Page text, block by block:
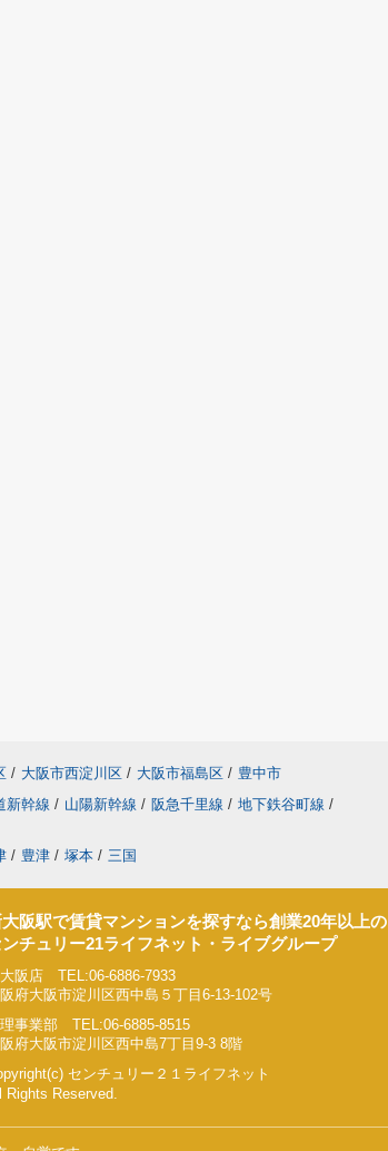
/ 大阪市西淀川区 / 大阪市福島区 / 豊中市
新幹線 / 山陽新幹線 / 阪急千里線 / 地下鉄谷町線 /
/ 豊津 / 塚本 / 三国
大阪駅で賃貸マンションを探すなら創業20年以上の
ンチュリー21ライフネット・ライブグループ
阪店 TEL:06-6886-7933
府大阪市淀川区西中島５丁目6-13-102号
事業部 TEL:06-6885-8515
府大阪市淀川区西中島7丁目9-3 8階
センチュリー２１ライフネット
Rights Reserved.